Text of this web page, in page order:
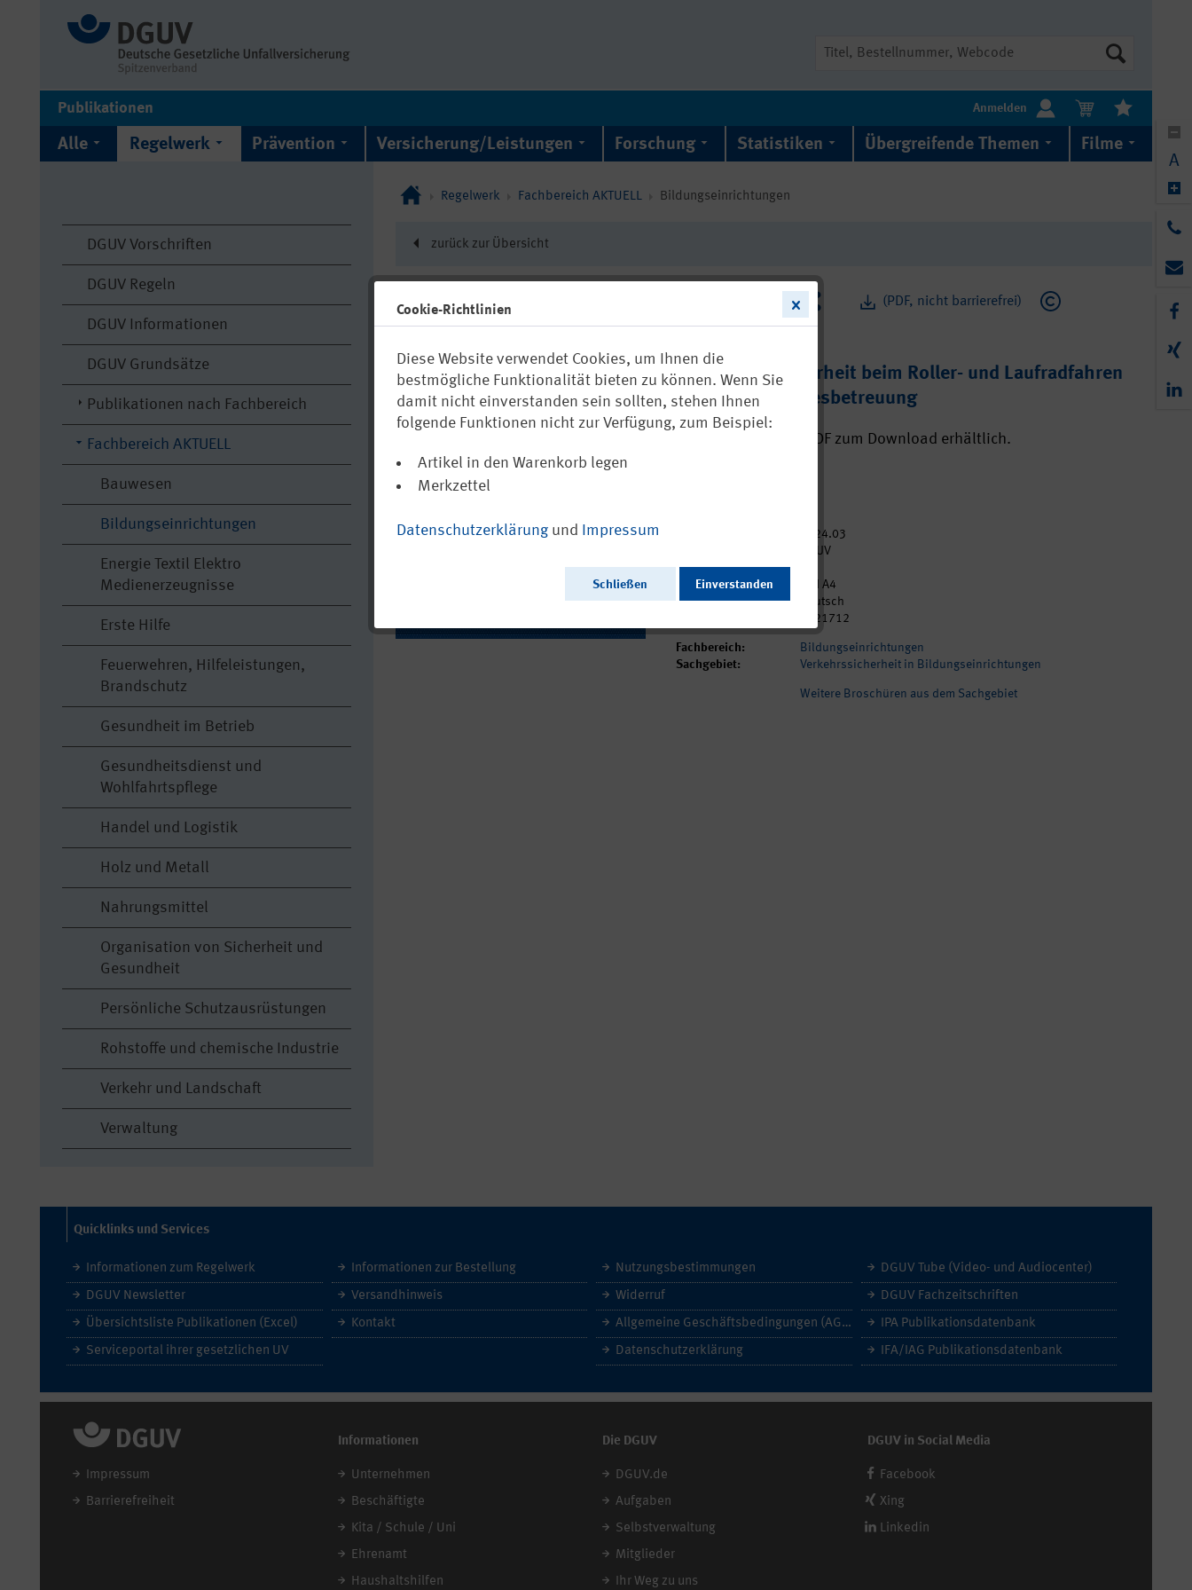
Publikationen Anmelden
Alle Regelwerk Prävention Versicherung/Leistungen Forschung Statistiken Übergreifende Themen Filme
DGUV Vorschriften
DGUV Regeln
DGUV Informationen
DGUV Grundsätze
Publikationen nach Fachbereich
Fachbereich AKTUELL
Bauwesen
Bildungseinrichtungen
Energie Textil Elektro
Medienerzeugnisse
Erste Hilfe
Feuerwehren, Hilfeleistungen,
Brandschutz
Gesundheit im Betrieb
Gesundheitsdienst und
Wohlfahrtspflege
Handel und Logistik
Holz und Metall
Nahrungsmittel
Organisation von Sicherheit und
Gesundheit
Persönliche Schutzausrüstungen
Rohstoffe und chemische Industrie
Verkehr und Landschaft
Verwaltung
Regelwerk Fachbereich AKTUELL Bildungseinrichtungen
zurück zur Übersicht
(PDF, nicht barrierefrei)
FBBE-002: Sicherheit beim Roller- und Laufradfahren
in der Kindertagesbetreuung
Ausschließlich als PDF zum Download erhältlich.
2024.03
DGUV
Seitenzahl:
Format:
DIN A4
Sprache:
Deutsch
p021712
Fachbereich:
Bildungseinrichtungen
Sachgebiet:
Verkehrssicherheit in Bildungseinrichtungen
Weitere Broschüren aus dem Sachgebiet
Quicklinks und Services
Informationen zum Regelwerk
DGUV Newsletter
Übersichtsliste Publikationen (Excel)
Serviceportal ihrer gesetzlichen UV
Informationen zur Bestellung
Versandhinweis
Kontakt
Nutzungsbestimmungen
Widerruf
Allgemeine Geschäftsbedingungen (AGB)
Datenschutzerklärung
DGUV Tube (Video- und Audiocenter)
DGUV Fachzeitschriften
IPA Publikationsdatenbank
IFA/IAG Publikationsdatenbank
Impressum
Barrierefreiheit
Informationen
Unternehmen
Beschäftigte
Kita / Schule / Uni
Ehrenamt
Haushaltshilfen
Die DGUV
DGUV.de
Aufgaben
Selbstverwaltung
Mitglieder
Ihr Weg zu uns
DGUV in Social Media
Facebook
Xing
Linkedin
A
Cookie-Richtlinien
Diese Website verwendet Cookies, um Ihnen die
bestmögliche Funktionalität bieten zu können. Wenn Sie
damit nicht einverstanden sein sollten, stehen Ihnen
folgende Funktionen nicht zur Verfügung, zum Beispiel:
Artikel in den Warenkorb legen
Merkzettel
Datenschutzerklärung und Impressum
Schließen Einverstanden